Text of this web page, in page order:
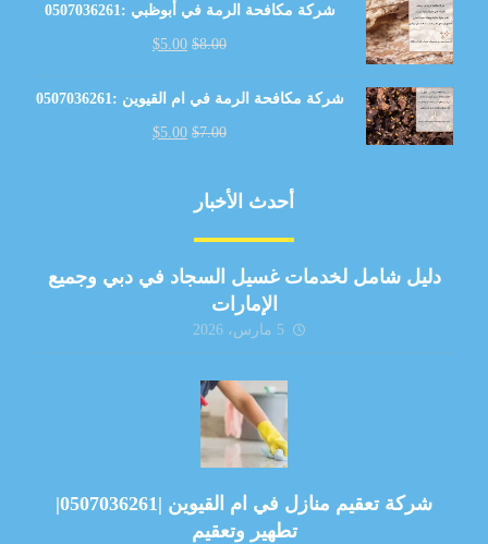
شركة مكافحة الرمة في أبوظبي :0507036261
$8.00
$5.00
شركة مكافحة الرمة في ام القيوين :0507036261
$7.00
$5.00
أحدث الأخبار
دليل شامل لخدمات غسيل السجاد في دبي وجميع
الإمارات
5 مارس، 2026
شركة تعقيم منازل في ام القيوين |0507036261|
تطهير وتعقيم